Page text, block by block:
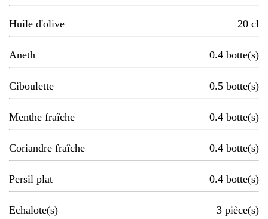
Huile d'olive 20 cl
Aneth 0.4 botte(s)
Ciboulette 0.5 botte(s)
Menthe fraîche 0.4 botte(s)
Coriandre fraîche 0.4 botte(s)
Persil plat 0.4 botte(s)
Echalote(s) 3 pièce(s)